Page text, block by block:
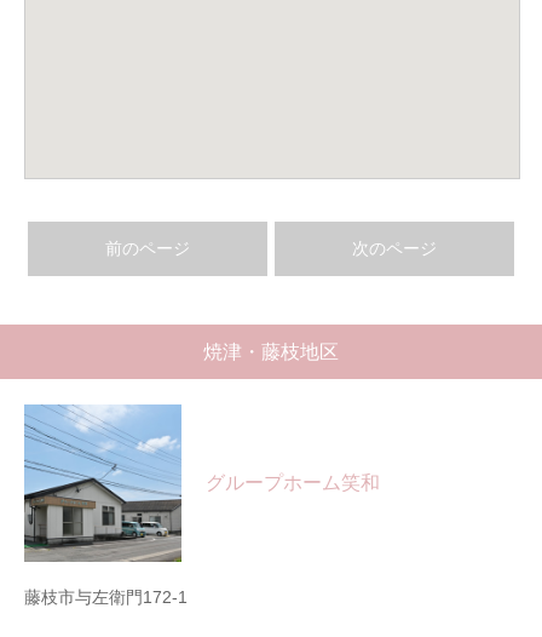
前のページ 次のページ
焼津・藤枝地区
グループホーム笑和
藤枝市与左衛門172-1